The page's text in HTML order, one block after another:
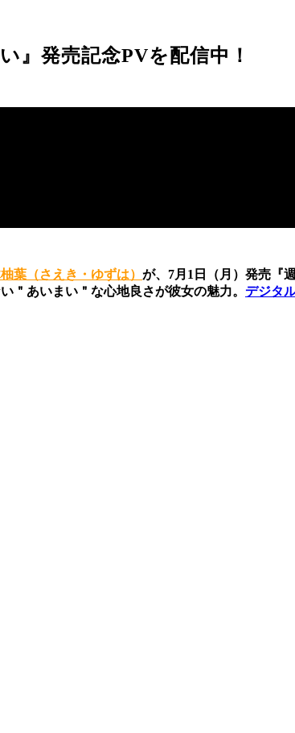
』発売記念PVを配信中！
葉（さえき・ゆずは） が、7月1日（月）発売『
あいまい＂な心地良さが彼女の魅力。 デジタ